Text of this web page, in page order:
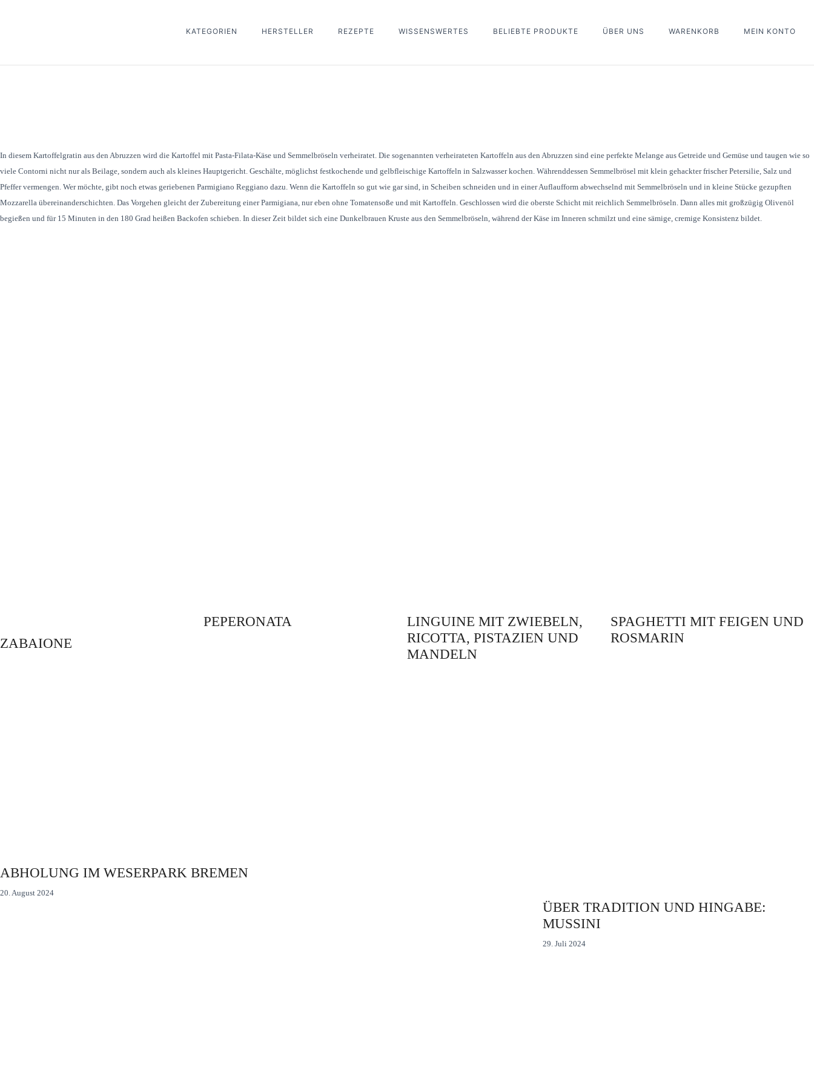
KATEGORIEN HERSTELLER REZEPTE WISSENSWERTES BELIEBTE PRODUKTE ÜBER UNS WARENKORB MEIN KONTO
In diesem Kartoffelgratin aus den Abruzzen wird die Kartoffel mit Pasta-Filata-Käse und Semmelbröseln verheiratet. Die sogenannten verheirateten Kartoffeln aus den Abruzzen sind eine perfekte Melange aus Getreide und Gemüse und taugen wie so
viele Contorni nicht nur als Beilage, sondern auch als kleines Hauptgericht. Geschälte, möglichst festkochende und gelbfleischige Kartoffeln in Salzwasser kochen. Währenddessen Semmelbrösel mit klein gehackter frischer Petersilie, Salz und
Pfeffer vermengen. Wer möchte, gibt noch etwas geriebenen Parmigiano Reggiano dazu. Wenn die Kartoffeln so gut wie gar sind, in Scheiben schneiden und in einer Auflaufform abwechselnd mit Semmelbröseln und in kleine Stücke gezupften
Mozzarella übereinanderschichten. Das Vorgehen gleicht der Zubereitung einer Parmigiana, nur eben ohne Tomatensoße und mit Kartoffeln. Geschlossen wird die oberste Schicht mit reichlich Semmelbröseln. Dann alles mit großzügig Olivenöl
begießen und für 15 Minuten in den 180 Grad heißen Backofen schieben. In dieser Zeit bildet sich eine Dunkelbrauen Kruste aus den Semmelbröseln, während der Käse im Inneren schmilzt und eine sämige, cremige Konsistenz bildet.
ZABAIONE
PEPERONATA
LINGUINE MIT ZWIEBELN,
RICOTTA, PISTAZIEN UND
MANDELN
SPAGHETTI MIT FEIGEN UND
ROSMARIN
ABHOLUNG IM WESERPARK BREMEN
20. August 2024
ÜBER TRADITION UND HINGABE:
MUSSINI
29. Juli 2024